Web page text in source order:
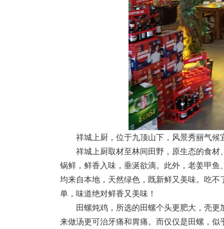
祥城上厨，位于九顶山下，风景秀丽气
祥城上厨取材至林间田野，原生态的食
锅鲜，鲜香入味，垂涎欲滴。此外，老姜甲
均来自本地，天然绿色，既新鲜又美味。吃
单，味道绝对鲜香又美味！
田螺炖鸡，所选的田螺个头更肥大，壳
来做汤更可治牙痛和胃痛。而仅仅是田螺，